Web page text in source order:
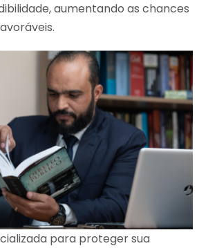
aumentando as chances
para proteger sua